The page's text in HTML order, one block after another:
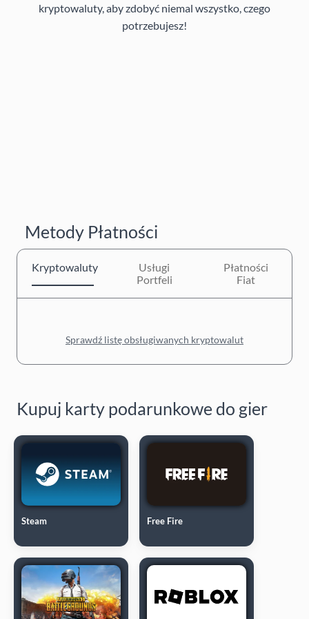
kryptowaluty, aby zdobyć niemal wszystko, czego
potrzebujesz!
Metody Płatności
Kryptowaluty
Usługi
Portfeli
Płatności
Fiat
Sprawdź listę obsługiwanych kryptowalut
Kupuj karty podarunkowe do gier
Steam Free Fire